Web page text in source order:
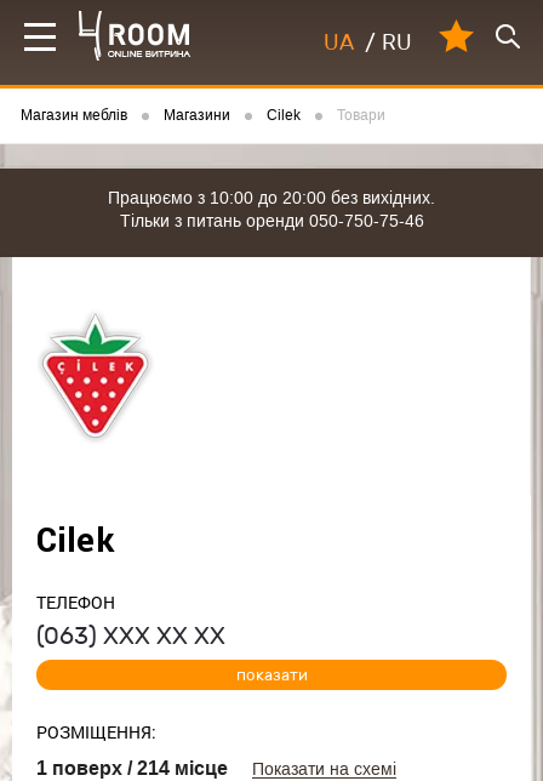
UA / RU
Магазин меблів Магазини Cilek Товари
Працюємо з 10:00 до 20:00 без вихідних.
Тільки з питань оренди 050-750-75-46
Cilek
ТЕЛЕФОН
(063) ХХХ ХХ ХХ
показати
РОЗМІЩЕННЯ:
1 поверх / 214 місце Показати на схемі